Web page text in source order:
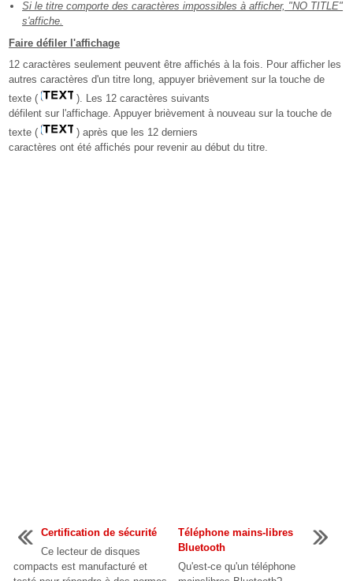
Si le titre comporte des caractères impossibles à afficher, "NO TITLE"
s'affiche.
Faire défiler l'affichage
12 caractères seulement peuvent être affichés à la fois. Pour afficher les
autres caractères d'un titre long, appuyer brièvement sur la touche de
texte (
). Les 12 caractères suivants
défilent sur l'affichage. Appuyer brièvement à nouveau sur la touche de
texte (
) après que les 12 derniers
caractères ont été affichés pour revenir au début du titre.
Certification de sécurité
Ce lecteur de disques
compacts est manufacturé et
Téléphone mains-libres
Bluetooth
Qu'est-ce qu'un téléphone